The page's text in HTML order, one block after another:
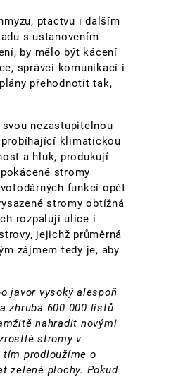
ptactvu i dalším
s ustanovením
by mělo být kácení
správci komunikací i
přehodnotit tak,
nezastupitelnou
klimatickou
a hluk, produkují
stromy
funkcí opět
stromy obtížná
rozpalují ulice i
jejichž průměrná
zájmem tedy je, aby
javor vysoký alespoň
zhruba 600 000 listů
nahradit novými
stromy v
prodloužíme o
zelené plochy. Pokud